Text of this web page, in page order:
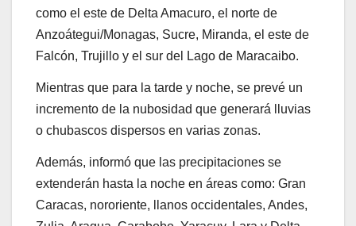
como el este de Delta Amacuro, el norte de
Anzoátegui/Monagas, Sucre, Miranda, el este de
Falcón, Trujillo y el sur del Lago de Maracaibo.
Mientras que para la tarde y noche, se prevé un
incremento de la nubosidad que generará lluvias
o chubascos dispersos en varias zonas.
Además, informó que las precipitaciones se
extenderán hasta la noche en áreas como: Gran
Caracas, nororiente, llanos occidentales, Andes,